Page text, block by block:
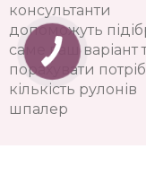
консультанти
допоможуть
саме ваш варіант
порахувати
кількість рулонів
шпалер